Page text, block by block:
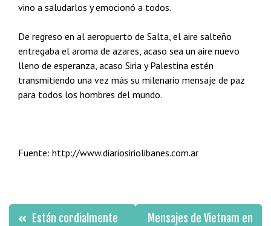
vino a saludarlos y emocionó a todos.
De regreso en al aeropuerto de Salta, el aire salteño
entregaba el aroma de azares, acaso sea un aire nuevo
lleno de esperanza, acaso Siria y Palestina estén
transmitiendo una vez más su milenario mensaje de paz
para todos los hombres del mundo.
Fuente: http://www.diariosiriolibanes.com.ar
Navegación
Están cordialmente
Mensajes de Vietnam en